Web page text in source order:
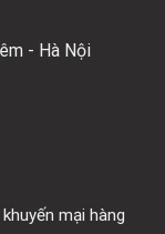
- Hà Nội
mại hàng